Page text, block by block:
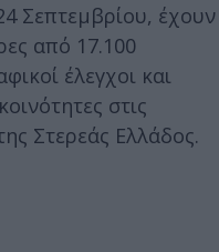
Σεπτεμβρίου, έχουν
από 17.100
έλεγχοι και
στις
Στερεάς Ελλάδος.